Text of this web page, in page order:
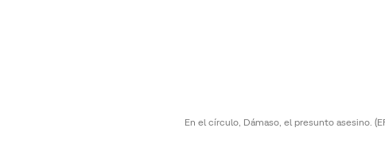
En el círculo, Dámaso, el presunto asesino.